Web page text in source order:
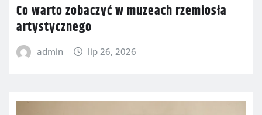
Co warto zobaczyć w muzeach rzemiosła
artystycznego
admin lip 26, 2026